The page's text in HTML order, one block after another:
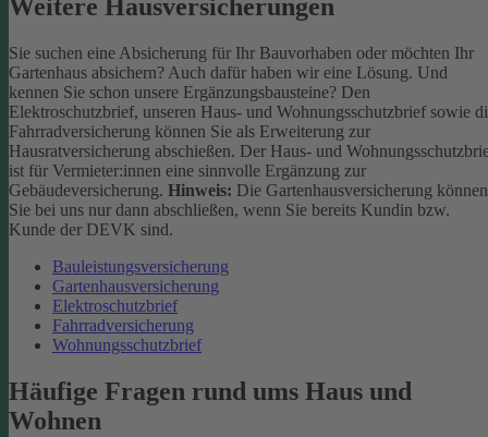
Weitere Hausversicherungen
Sie suchen eine Absicherung für Ihr Bauvorhaben oder möchten Ihr
Gartenhaus absichern? Auch dafür haben wir eine Lösung. Und
kennen Sie schon unsere Ergänzungsbausteine? Den
Elektroschutzbrief, unseren Haus- und Wohnungsschutzbrief sowie
Fahrradversicherung können Sie als Erweiterung zur
Hausratversicherung abschießen. Der Haus- und
ist für Vermieter:innen eine sinnvolle Ergänzung zur
Gebäudeversicherung. Hinweis: Die Gartenhausversicherung können
Sie bei uns nur dann abschließen, wenn Sie bereits Kundin bzw.
Kunde der DEVK sind.
Bauleistungsversicherung
Gartenhausversicherung
Elektroschutzbrief
Fahrradversicherung
Wohnungsschutzbrief
Häufige Fragen rund ums Haus und
Wohnen